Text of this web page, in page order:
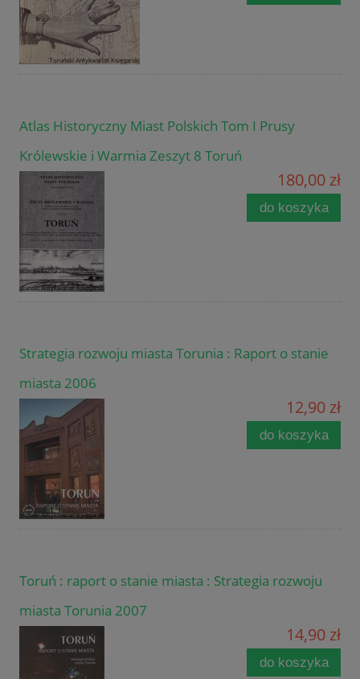
Atlas Historyczny Miast Polskich Tom I Prusy
Królewskie i Warmia Zeszyt 8 Toruń
180,00 zł
do koszyka
Strategia rozwoju miasta Torunia : Raport o stanie
miasta 2006
12,90 zł
do koszyka
Toruń : raport o stanie miasta : Strategia rozwoju
miasta Torunia 2007
14,90 zł
do koszyka